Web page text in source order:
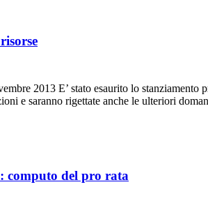
2013 E’ stato esaurito lo
e saranno rigettate anche le ulteriori
computo del pro rata